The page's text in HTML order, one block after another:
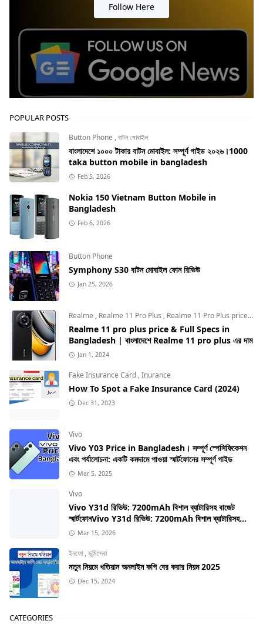
Follow Here
POPULAR POSTS
Button Phone ,বাটন মোবাইল
বাংলাদেশে ১০০০ টাকার বাটন মোবাইল: সম্পূর্ণ গাইড ২০২৬।1000
taka button mobile in bangladesh
Feb 5, 2026
Nokia 150 Vietnam Button Mobile in
Bangladesh
Feb 6, 2026
Button Phone
Symphony S30 বাটন মোবাইল ফোন রিভিউ
Jan 25, 2026
Realme , Realme 11 Pro Plus , Realme 11 Pro Plus price in Bangladesh
Realme 11 pro plus price & Full Specs in
Bangladesh | বাংলাদেশে Realme 11 pro plus এর দাম
Jan 1, 2024
Fake Insurance Card ,Inurance
How To Spot a Fake Insurance Card (2024)
Dec 31, 2023
Vivo
Vivo Y03 Price in Bangladesh। সম্পূর্ণ স্পেসিফিকেশন
এবং পর্যালোচনা: একটি কমদামে পাওয়া স্মার্টফোনের সম্পূর্ণ গাইড
Mar 5, 2025
Vivo
Vivo Y31d রিভিউ: 7200mAh বিশাল ব্যাটারিসহ বাজেট
স্মার্টফোনVivo Y31d রিভিউ: 7200mAh বিশাল ব্যাটারিসহ
বাজেট স্মার্টফোন
Mar 15, 2026
ইনফো,ভূমিসেবা
নতুন নিয়মে খতিয়ান অনলাইন কপি বের করার নিয়ম 2025
Dec 15, 2024
CATEGORIES